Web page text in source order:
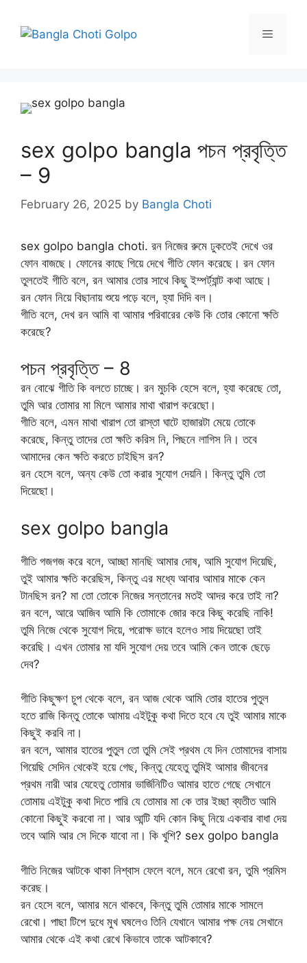
content
Menu
sex golpo bangla পচন প্রবৃত্তি
– 9
February 26, 2025 by Bangla Choti
sex golpo bangla choti. রন নিজের রুমে ঢুকতেই দেখে ওর
ফোন বাজছে। ফোনের কাছে গিয়ে দেখে গীতি ফোন করেছে। রন ফোন
তুলতেই গীতি বলে, রন আমার তোর সাথে কিছু ইম্পর্ট্যান্ট কথা আছে।
রন ফোন নিয়ে বিছানায় শুয়ে পড়ে বলে, হ্যা দিদি বল।
গীতি বলে, দেখ রন আমি বা আমার পরিবারের কেউ কি তোর কোনো ক্ষতি
করেছে?
পচন প্রবৃত্তি – 8
রন বোঝে গীতি কি বলতে চাচ্ছে। রন মুচকি হেসে বলে, হ্যা করেছে তো,
তুমি আর তোমার মা মিলে আমার মাথা খারাপ করেছো।
গীতি বলে, এমন মাথা খারাপ তো রাস্তা ঘাটে হাজারটা মেয়ে তোকে
করেছে, কিন্তু তাদের তো ক্ষতি করিস নি, পিছনে লাগিস নি। তবে
আমাদের কেন ক্ষতি করতে চাইছিস রন?
রন হেসে বলে, অন্য কেউ তো করার সুযোগ দেয়নি। কিন্তু তুমি তো
দিয়েছো।
sex golpo bangla
গীতি গজগজ করে বলে, আচ্ছা মানছি আমার দোষ, আমি সুযোগ দিয়েছি,
তুই আমার ক্ষতি করেছিস, কিন্তু এর মধ্যে আবার আমার মাকে কেন
টানছিস রন? মা তো তোকে নিজের সন্তানের মতই আদর করে তাই না?
রন বলে, আরে আজিব আমি কি তোমাকে জোর করে কিছু করেছি নাকি!
তুমি নিজে থেকে সুযোগ দিয়ে, পরোক্ষ ভাবে হলেও সায় দিয়েছো তাই
করেছি। এখন তোমার মা যদি সুযোগ দেয় তবে আমি কেন তাকে ছেড়ে
দেব?
গীতি কিছুক্ষণ চুপ থেকে বলে, রন আজ থেকে আমি তোর হাতের পুতুল
হতে রাজি কিন্তু তোকে আমায় এইটুকু কথা দিতে হবে যে তুই আমার মাকে
কিছুই করবি না।
রন বলে, আমার হাতের পুতুল তো তুমি সেই প্রথম যে দিন তোমাদের বাসায়
গিয়েছি সেদিন থেকেই হয়ে গেছ, কিন্তু যেহেতু তুমিই আমার জীবনের
প্রথম নারী আর যেহেতু তোমার ভার্জিনিটিও আমার হাতে গেছে সেখানে
তোমায় এইটুকু কথা দিতে পারি যে তোমার মা কে তার ইচ্ছা ব্যতীত আমি
কোনো কিছুই করবো না। আর আন্টি যদি কোন কিছু নিয়ে একবার বাধা দেয়
তবে আমি আর সে দিকে যাবো না। কি খুশি? sex golpo bangla
গীতি নিজের আটকে থাকা নিশ্বাস ফেলে বলে, মনে রেখো রন, তুমি প্রমিস
করেছ।
রন হেসে বলে, আমার মনে থাকবে, কিন্তু তুমি তোমার মাকে সামলে
রেখো। পাছা টিপে দুধে মুখ ঘষলেও তিনি যেখানে আমার পক্ষ নেয় সেখানে
আমার থেকে এই কথা রেখে কিভাবে তাকে আটকাবে?